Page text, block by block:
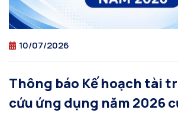
10/07/2026
Thông báo Kế hoạch tài
cứu ứng dụng năm 2026